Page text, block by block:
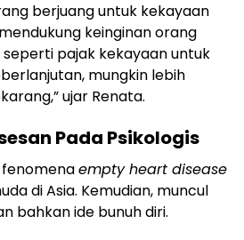
berjuang untuk kekayaan
keinginan orang
pajak kekayaan untuk
mungkin lebih
ujar Renata.
Pada Psikologis
fenomenaempty heart disease
di Asia. Kemudian, muncul
bahkan ide bunuh diri.